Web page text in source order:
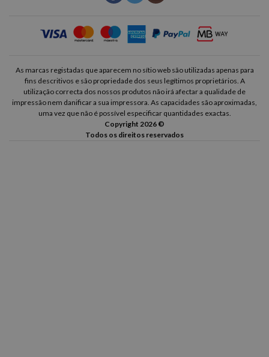
As marcas registadas que aparecem no sítio web são utilizadas apenas para
fins descritivos e são propriedade dos seus legítimos proprietários. A
utilização correcta dos nossos produtos não irá afectar a qualidade de
impressão nem danificar a sua impressora. As capacidades são aproximadas,
uma vez que não é possível especificar quantidades exactas.
Copyright 2026 ©
Todos os direitos reservados